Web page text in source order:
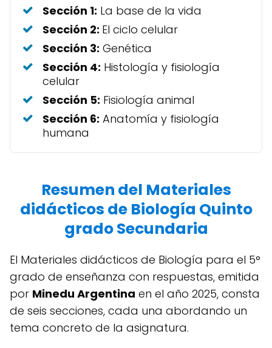
Sección 1: La base de la vida
Sección 2: El ciclo celular
Sección 3: Genética
Sección 4: Histología y fisiología
celular
Sección 5: Fisiología animal
Sección 6: Anatomía y fisiología
humana
Resumen del Materiales
didácticos de Biología Quinto
grado Secundaria
El Materiales didácticos de Biología para el 5°
grado de enseñanza con respuestas, emitida
por Minedu Argentina en el año 2025, consta
de seis secciones, cada una abordando un
tema concreto de la asignatura.